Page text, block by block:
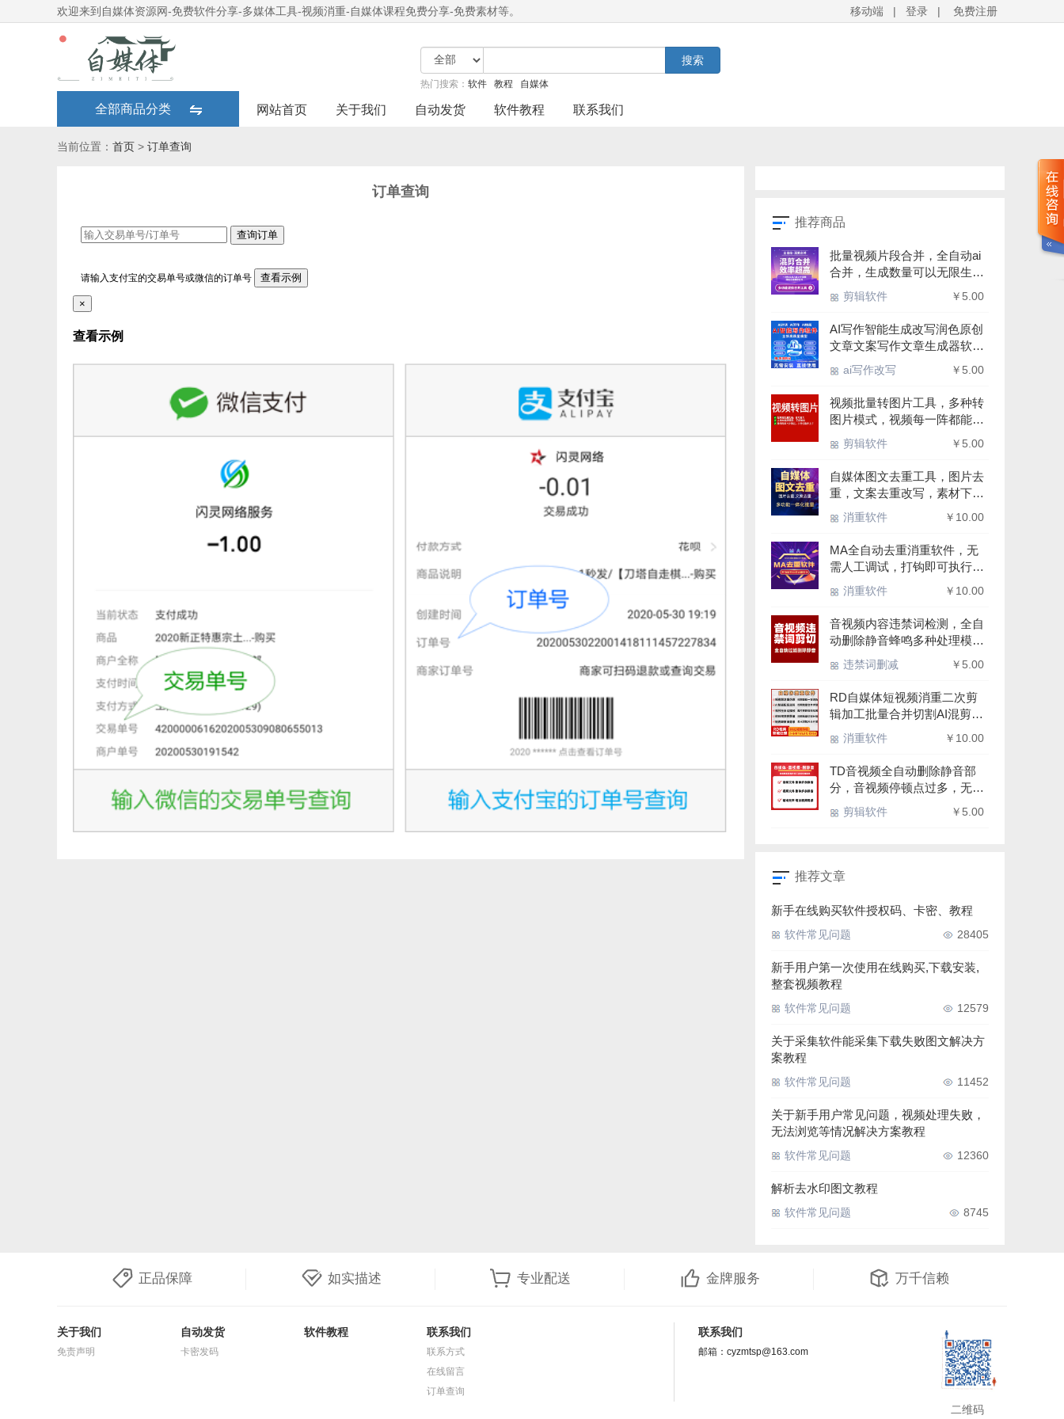
欢迎来到自媒体资源网-免费软件分享-多媒体工具-视频消重-自媒体课程免费分享-免费素材等。 移动端 | 登录 | 免费注册
搜索
热门搜索： 软件 教程 自媒体
全部商品分类 网站首页 关于我们 自动发货 软件教程 联系我们
当前位置： 首页 > 订单查询
订单查询
推荐商品
批量视频片段合并，全自动ai
合并，生成数量可以无限生
成，顺序随机合并多功能，支
持win7-10-11- 64位系统
剪辑软件 ￥5.00
AI写作智能生成改写润色原创
文章文案写作文章生成器软件
支持win7-10-11-64位系统
ai写作改写 ￥5.00
视频批量转图片工具，多种转
图片模式，视频每一阵都能轻
松提取为图片,支持win7-10-
11-64位系统
剪辑软件 ￥5.00
自媒体图文去重工具，图片去
重，文案去重改写，素材下
载，一体化批量处理软件，支
持win7-10-11-64位系统
消重软件 ￥10.00
MA全自动去重消重软件，无
需人工调试，打钩即可执行，
内置参数方案全自动修改，二
次剪辑伪原创，支持win7-10-
11-系统
消重软件 ￥10.00
音视频内容违禁词检测，全自
动删除静音蜂鸣多种处理模
式，过滤违禁词增加过审率减
少违规，支持Win7-10-11-64
位系统
违禁词删减 ￥5.00
RD自媒体短视频消重二次剪
辑加工批量合并切割AI混剪、
去水印加水印智能配音多功能
批量处理软件
消重软件 ￥10.00
TD音视频全自动删除静音部
分，音视频停顿点过多，无声
片段过多，全自动过滤删除无
声片段，使得视频播放更加自
剪辑软件 ￥5.00
推荐文章
新手在线购买软件授权码、卡密、教程
软件常见问题 28405
新手用户第一次使用在线购买,下载安装,
整套视频教程
软件常见问题 12579
关于采集软件能采集下载失败图文解决方
案教程
软件常见问题 11452
关于新手用户常见问题，视频处理失败，
无法浏览等情况解决方案教程
软件常见问题 12360
解析去水印图文教程
软件常见问题 8745
正品保障 如实描述 专业配送 金牌服务 万千信赖
关于我们
免责声明
自动发货
卡密发码
软件教程 联系我们
联系方式
在线留言
订单查询
联系我们
邮箱：cyzmtsp@163.com
二维码